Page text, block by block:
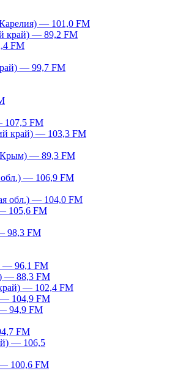
— 101,0 FM
край) — 89,2 FM
FM
— 99,7 FM
107,5 FM
край) — 103,3 FM
Крым) — 89,3 FM
обл.) — 106,9 FM
обл.) — 104,0 FM
105,6 FM
98,3 FM
— 96,1 FM
— 88,3 FM
— 102,4 FM
— 104,9 FM
94,9 FM
FM
— 106,5
100,6 FM